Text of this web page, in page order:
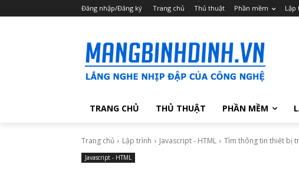
Đăng nhập/Đăng ký Trang chủ Thủ thuật Phần mềm Lập
TRANG CHỦ THỦ THUẬT PHẦN MỀM
Trang chủ Lập trình Javascript - HTML Tìm thông tin thiết bị
Javascript - HTML